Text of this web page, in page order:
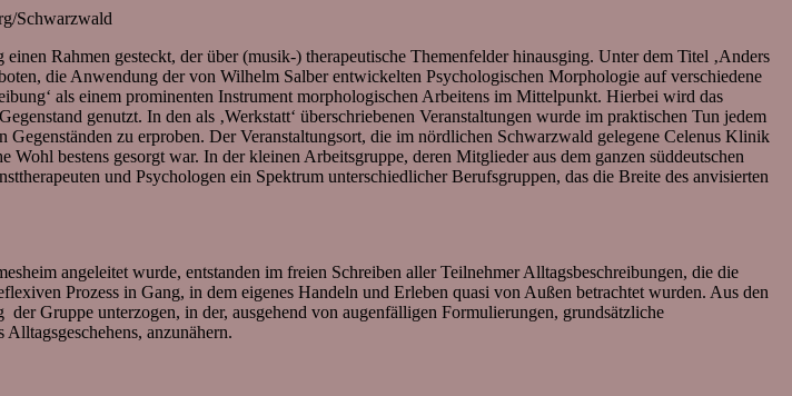
Schwarzwald
Rahmen gesteckt, der über (musik-) therapeutische Themenfelder hinausging. Unter dem Titel ‚Anders
die Anwendung der von Wilhelm Salber entwickelten Psychologischen Morphologie auf verschiedene
als einem prominenten Instrument morphologischen Arbeitens im Mittelpunkt. Hierbei wird das
genutzt. In den als ‚Werkstatt‘ überschriebenen Veranstaltungen wurde im praktischen Tun jedem
zu erproben. Der Veranstaltungsort, die im nördlichen Schwarzwald gelegene Celenus Klinik
bestens gesorgt war. In der kleinen Arbeitsgruppe, deren Mitglieder aus dem ganzen süddeutschen
und Psychologen ein Spektrum unterschiedlicher Berufsgruppen, das die Breite des anvisierten
angeleitet wurde, entstanden im freien Schreiben aller Teilnehmer Alltagsbeschreibungen, die die
Prozess in Gang, in dem eigenes Handeln und Erleben quasi von Außen betrachtet wurden. Aus den
Gruppe unterzogen, in der, ausgehend von augenfälligen Formulierungen, grundsätzliche
anzunähern.